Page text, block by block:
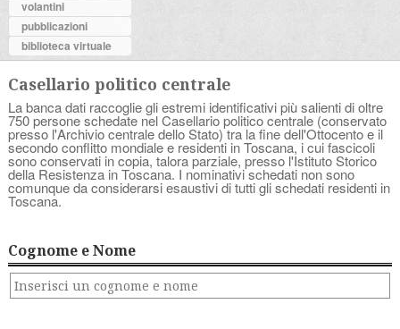
volantini
pubblicazioni
biblioteca virtuale
Casellario politico centrale
La banca dati raccoglie gli estremi identificativi più salienti di oltre
750 persone schedate nel Casellario politico centrale (conservato
presso l'Archivio centrale dello Stato) tra la fine dell'Ottocento e il
secondo conflitto mondiale e residenti in Toscana, i cui fascicoli
sono conservati in copia, talora parziale, presso l'Istituto Storico
della Resistenza in Toscana. I nominativi schedati non sono
comunque da considerarsi esaustivi di tutti gli schedati residenti in
Toscana.
Cognome e Nome